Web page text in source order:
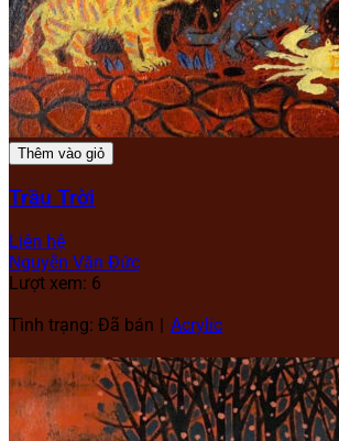
Thêm vào giỏ
Trầu Trời
Liên hệ
Nguyễn Văn Đức
Lượt xem: 6
Tình trạng: Đã bán
Acrylic